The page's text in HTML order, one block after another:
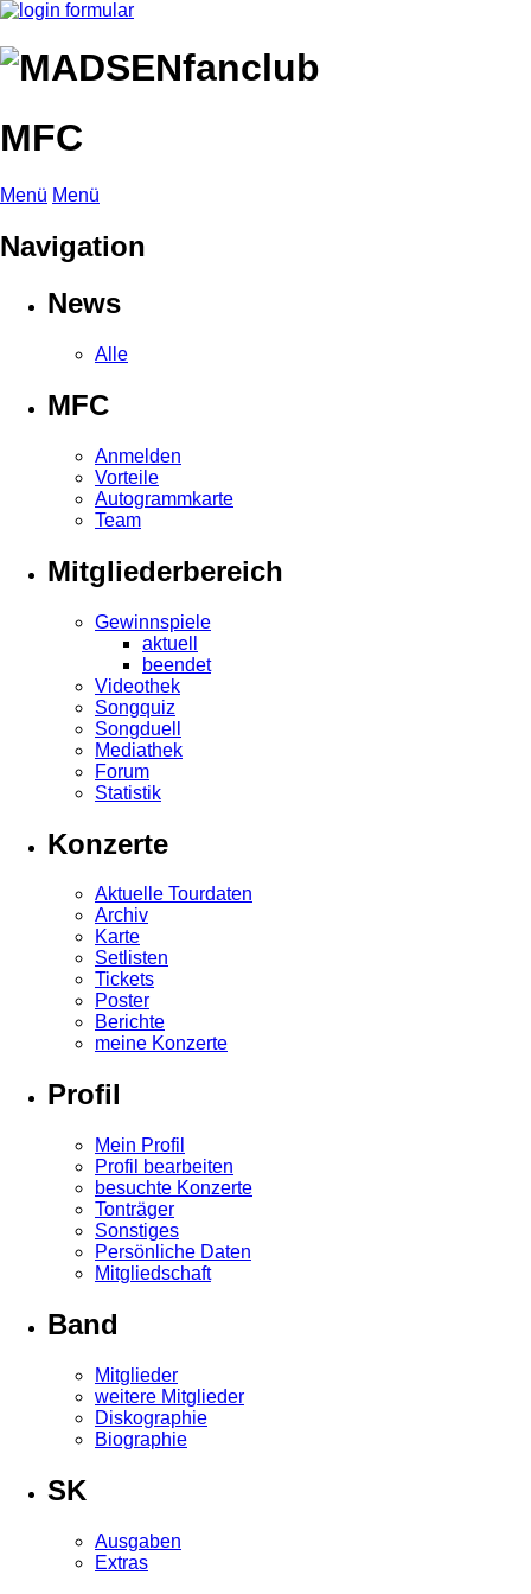
MFC
Menü Menü
Navigation
News
Alle
MFC
Anmelden
Vorteile
Autogrammkarte
Team
Mitgliederbereich
Gewinnspiele
aktuell
beendet
Videothek
Songquiz
Songduell
Mediathek
Forum
Statistik
Konzerte
Aktuelle Tourdaten
Archiv
Karte
Setlisten
Tickets
Poster
Berichte
meine Konzerte
Profil
Mein Profil
Profil bearbeiten
besuchte Konzerte
Tonträger
Sonstiges
Persönliche Daten
Mitgliedschaft
Band
Mitglieder
weitere Mitglieder
Diskographie
Biographie
SK
Ausgaben
Extras